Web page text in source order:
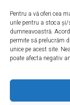
Pentru a vă oferi cea
urile pentru a stoca
dumneavoastră.
permite să prelucrăm
unice pe acest site.
poate afecta negativ
INFORMAȚII
Cum cumpăr
Livrarea produselor